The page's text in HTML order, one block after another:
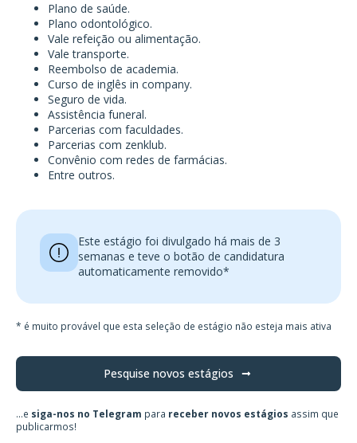
Plano de saúde.
Plano odontológico.
Vale refeição ou alimentação.
Vale transporte.
Reembolso de academia.
Curso de inglês in company.
Seguro de vida.
Assistência funeral.
Parcerias com faculdades.
Parcerias com zenklub.
Convênio com redes de farmácias.
Entre outros.
Este estágio foi divulgado há mais de 3
semanas e teve o botão de candidatura
automaticamente removido*
* é muito provável que esta seleção de estágio não esteja mais ativa
Pesquise novos estágios
...e siga-nos no Telegram para receber novos estágios assim que
publicarmos!